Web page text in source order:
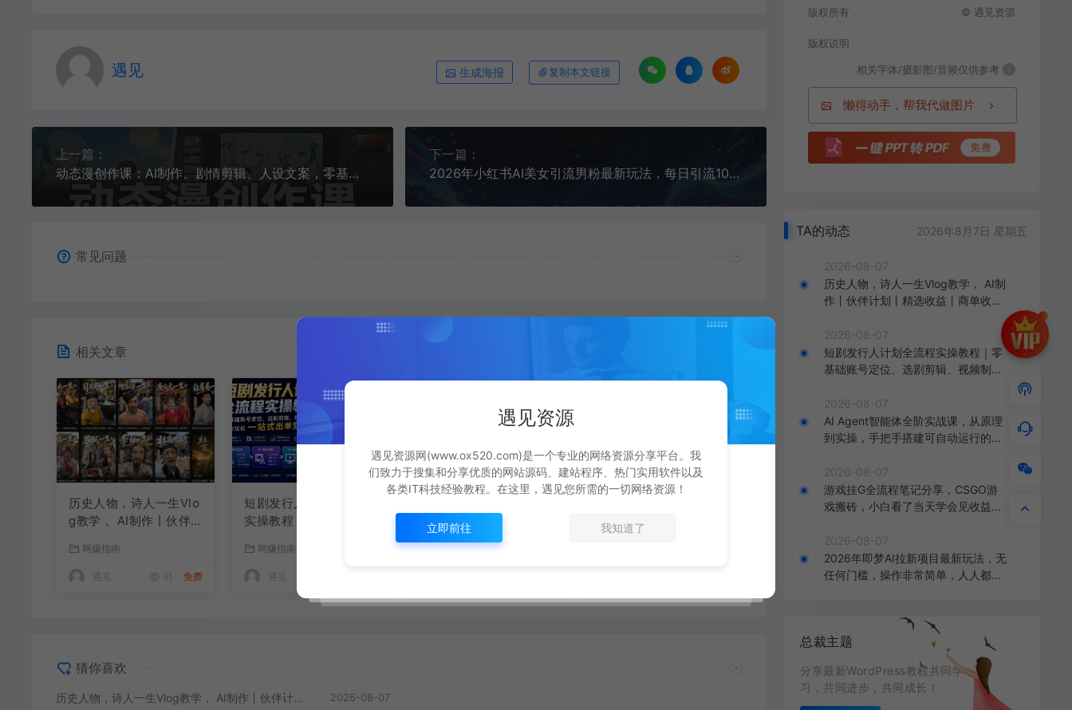
遇见 生成海报 复制本文链接
上一篇：
动态漫创作课：AI制作、剧情剪辑、人设文案，零基础做爆款动态漫
下一篇：
2026年小红书AI美女引流男粉最新玩法，每日引流100＋，变现路径多
常见问题
相关文章
历史人物，诗人一生Vlo
g教学， AI制作丨伙伴
收徒 ，新领域红利期，
抓紧做
网赚指南
遇见 91 免费
短剧发行人计划全流程
实操教程｜零基础账号
制作、发布优化一站式
出单变现课
网赚指南
遇见
战课，从原理到实操，
手把手搭建可自动运行
网赚指南
享，CSGO游戏搬砖，
小白看了当天学会见收
猜你喜欢
历史人物，诗人一生Vlog教学， AI制作丨伙伴计划丨精选收益丨商单收徒 ，新领域红利期，抓紧做 2026-08-07
版权所有 © 遇见资源
版权说明
相关字体/摄影图/音频仅供参考 i
懒得动手，帮我代做图片
TA的动态 2026年8月7日 星期五
2026-08-07
历史人物，诗人一生Vlog教学， AI制
作丨伙伴计划丨精选收益丨商单收徒
2026-08-07
短剧发行人计划全流程实操教程｜零
基础账号定位、选剧剪辑、视频制
2026-08-07
AI Agent智能体全阶实战课，从原理
到实操，手把手搭建可自动运行的AI
2026-08-07
游戏挂G全流程笔记分享，CSGO游
戏搬砖，小白看了当天学会见收益
2026-08-07
2026年即梦AI拉新项目最新玩法，无
任何门槛，操作非常简单，人人都可
总裁主题
分享最新WordPress教程共同学
习，共同进步，共同成长！
遇见资源
遇见资源网(www.ox520.com)是一个专业的网络资源分享平台。我
们致力于搜集和分享优质的网站源码、建站程序、热门实用软件以及
各类IT科技经验教程。在这里，遇见您所需的一切网络资源！
立即前往 我知道了